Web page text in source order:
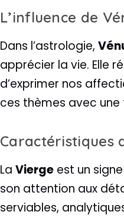
L’influence de
Dans l’astrologie,
apprécier la vie. Elle
d’exprimer nos
ces thèmes avec
Caractéristiques
La Vierge est un
son attention aux
serviables,